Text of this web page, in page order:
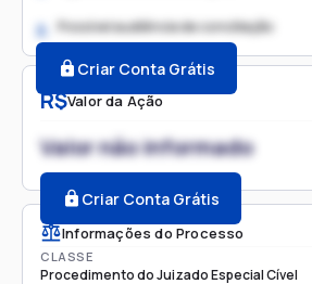
R$Valor da Ação
Valor não informado
Criar Conta Grátis
Informações do Processo
CLASSE
Procedimento do Juizado Especial Cível
2. Possível audiência de conciliação
Criar Conta Grátis